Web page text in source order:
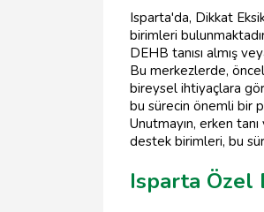
Isparta'da, Dikkat
birimleri
DEHB tanısı almış
Bu merkezlerde,
bireysel ihtiyaçlara
bu sürecin önemli bir
Unutmayın, erken
destek birimleri, bu
Isparta Özel